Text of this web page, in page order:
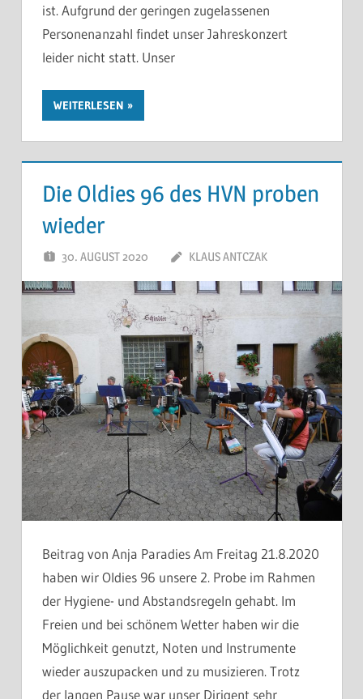
ist. Aufgrund der geringen zugelassenen
Personenanzahl findet unser Jahreskonzert
leider nicht statt. Unser
WEITERLESEN
Die Oldies 96 des HVN proben
wieder
30. AUGUST 2020 KLAUS ANTCZAK
Beitrag von Anja Paradies Am Freitag 21.8.2020
haben wir Oldies 96 unsere 2. Probe im Rahmen
der Hygiene- und Abstandsregeln gehabt. Im
Freien und bei schönem Wetter haben wir die
Möglichkeit genutzt, Noten und Instrumente
wieder auszupacken und zu musizieren. Trotz
der langen Pause war unser Dirigent sehr